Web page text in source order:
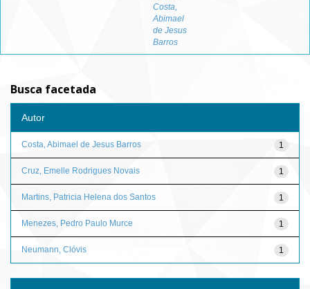
Costa,
Abimael
de Jesus
Barros
Busca facetada
Autor
1
Costa, Abimael de Jesus Barros
1
Cruz, Emelle Rodrigues Novais
1
Martins, Patricia Helena dos Santos
1
Menezes, Pedro Paulo Murce
1
Neumann, Clóvis